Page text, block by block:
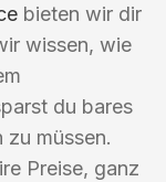
bieten wir dir
wissen, wie
du bares
müssen.
Preise, ganz